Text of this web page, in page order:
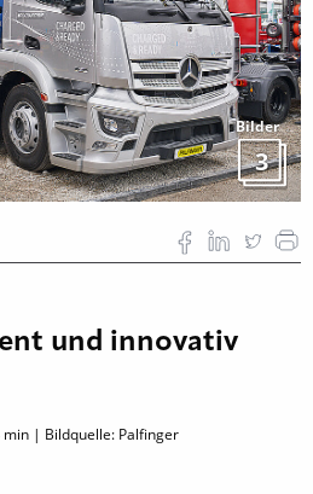
Bilder
3
und innovativ
min | Bildquelle: Palfinger